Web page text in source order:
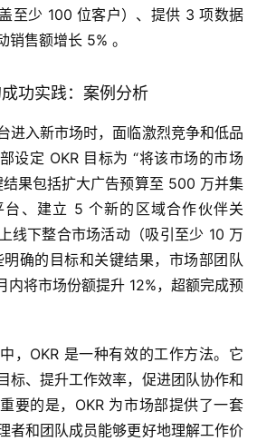
至少 100 位客户）、提供 3 项数据
售额增长 5% 。
功实践：案例分析
进入新市场时，面临激烈竞争和低品
设定 OKR 目标为 “将该市场的市场
结果包括扩大广告预算至 500 万并集
台、建立 5 个新的区域合作伙伴关
线下整合市场活动（吸引至少 10 万
确的目标和关键结果，市场部团队
内将市场份额提升 12%，超额完成预
，OKR 是一种有效的工作方法。它
标、提升工作效率，促进团队协作和
要的是，OKR 为市场部提供了一套
者和团队成员能够更好地理解工作价